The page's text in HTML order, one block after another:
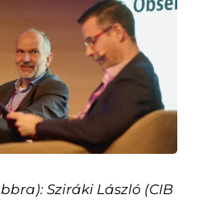
Sziráki László (CIB